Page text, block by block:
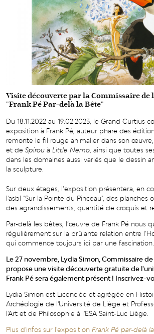
Visite découverte par la Commissaire
"Frank Pé Par-delà la Bête"
Du 18.11.2022 au 19.02.2023, le Grand Curtius
exposition à Frank Pé, auteur phare des
remonte le fil rouge animalier dans son
et de Spirou à Little Nemo, ainsi que toutes
dans les domaines aussi variés que le dessin
la sculpture.
Sur deux étages, l’exposition présentera, en
l'asbl "Sur la Pointe du Pinceau", des planches
des agrandissements, quantité de croquis et
Par-delà les bêtes, l’œuvre de Frank Pé nous
régulièrement sur la brûlante relation entre
qui commence toujours ici par une fascination.
Le 27 novembre, Lydia Simon, Commissaire
propose une visite découverte gratuite de
Frank Pé sera également présent ! Inscrivez-
Lydia Simon est Licenciée et agrégée en
Archéologie de l'Université de Liège et
l'Art et de Philosophie à l'ESA Saint-Luc Liège.
Plus d'infos sur l'exposition Frank Pé par-delà